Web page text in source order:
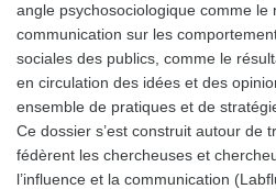
angle psychosociologique comme le
communication sur les
sociales des publics, comme le
en circulation des idées et des
ensemble de pratiques et de
Ce dossier s’est construit autour de
fédèrent les chercheuses et
l’influence et la communication